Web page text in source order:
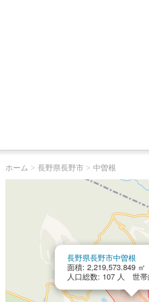
ホーム > 長野県長野市> 中曽根
長野県長野市中曽根
面積: 2,219,573.849 ㎡
人口総数: 107 人 世